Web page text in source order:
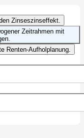
Zinseszinseffekt.
Zeitrahmen mit
Renten-Aufholplanung.